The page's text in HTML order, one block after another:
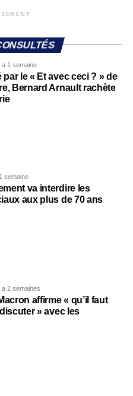
a 1 semaine
par le « Et avec ceci ? » de
Bernard Arnault rachète
semaine
va interdire les
aux plus de 70 ans
a 2 semaines
affirme « qu’il faut
» avec les